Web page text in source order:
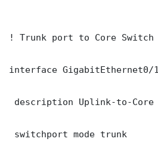
! Trunk port to Core Switch
interface GigabitEthernet0/1
description Uplink-to-Core
switchport mode trunk